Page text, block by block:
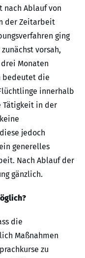
nach Ablauf von
der Zeitarbeit
ging
vorsah,
Monaten
bedeutet die
innerhalb
Tätigkeit in der
jedoch
generelles
Nach Ablauf der
gänzlich.
die
Maßnahmen
zu